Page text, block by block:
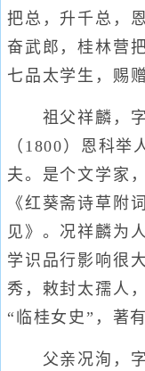
把总，升千总，
奋武郎，桂林营
七品太学生，赐
祖父祥麟，字
（1800）恩科举
夫。是个文学家
《红葵斋诗草附
见》。况祥麟为
学识品行影响很
秀，敕封太孺人
“临桂女史”，著
父亲况洵，字